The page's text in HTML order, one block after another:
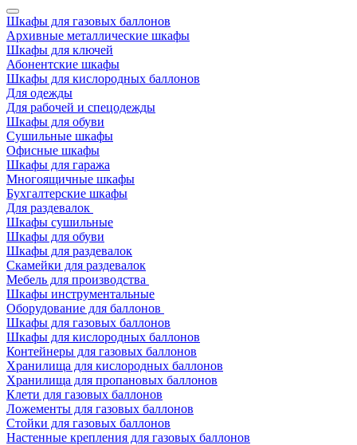
Шкафы для газовых баллонов
Архивные металлические шкафы
Шкафы для ключей
Абонентские шкафы
Шкафы для кислородных баллонов
Для одежды
Для рабочей и спецодежды
Шкафы для обуви
Сушильные шкафы
Офисные шкафы
Шкафы для гаража
Многоящичные шкафы
Бухгалтерские шкафы
Для раздевалок
Шкафы сушильные
Шкафы для обуви
Шкафы для раздевалок
Скамейки для раздевалок
Мебель для производства
Шкафы инструментальные
Оборудование для баллонов
Шкафы для газовых баллонов
Шкафы для кислородных баллонов
Контейнеры для газовых баллонов
Хранилища для кислородных баллонов
Хранилища для пропановых баллонов
Клети для газовых баллонов
Ложементы для газовых баллонов
Стойки для газовых баллонов
Настенные крепления для газовых баллонов